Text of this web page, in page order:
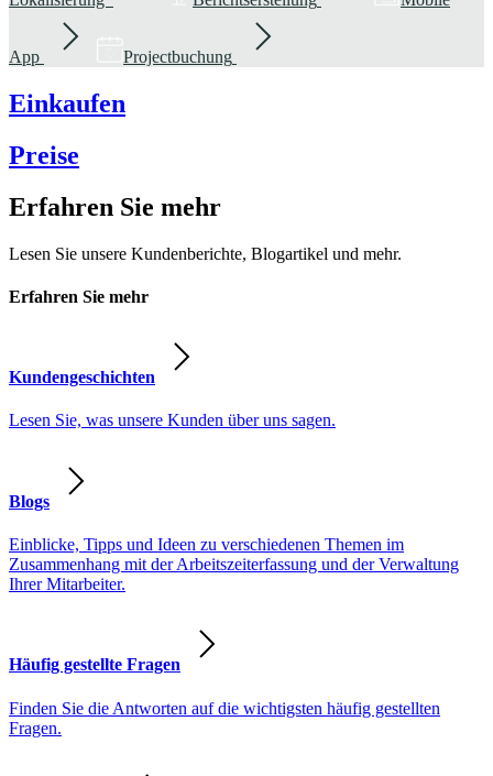
App Projectbuchung
Einkaufen
Preise
Erfahren Sie mehr
Lesen Sie unsere Kundenberichte, Blogartikel und mehr.
Erfahren Sie mehr
Kundengeschichten
Lesen Sie, was unsere Kunden über uns sagen.
Blogs
Einblicke, Tipps und Ideen zu verschiedenen Themen im
Zusammenhang mit der Arbeitszeiterfassung und der Verwaltung
Ihrer Mitarbeiter.
Häufig gestellte Fragen
Finden Sie die Antworten auf die wichtigsten häufig gestellten
Fragen.